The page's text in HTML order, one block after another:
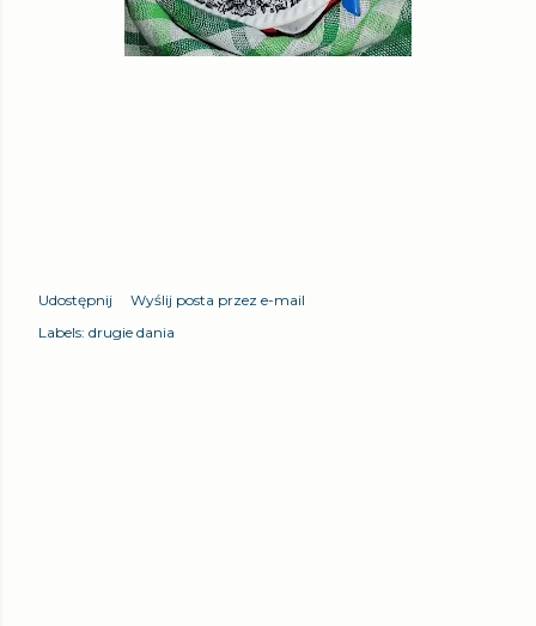
Udostępnij
Wyślij posta przez e-mail
Labels: drugie dania